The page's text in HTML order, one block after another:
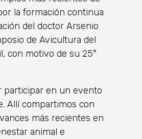
la formación continua
del doctor Arsenio
de Avicultura del
con motivo de su 25°
participar en un evento
Allí compartimos con
más recientes en
animal e